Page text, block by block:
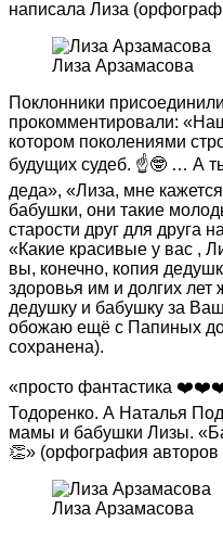
написала Лиза
Лиза Арзамасова
Поклонники
прокомментировали:
котором поколениями
будущих судеб. ☝️🤓 … А
деда», «Лиза, мне
бабушки, они такие
старости друг для
«Какие красивые у вас ,
вы, конечно, копия
здоровья им и долгих
дедушку и бабушку за
обожаю ещё с Папиных
сохранена).
«просто фантастика
Тодоренко. А Наталья
мамы и бабушки Лизы.
👏» (орфография авторов
Лиза Арзамасова